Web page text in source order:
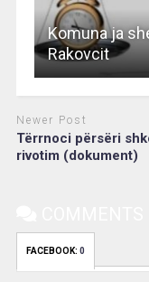
Komuna ja
Rakovcit
Newer Post
Tërrnoci përsëri
rivotim (dokument)
FACEBOOK: 0